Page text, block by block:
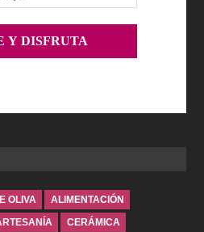
OLIVA ALIMENTACIÓN
CERÁMICA